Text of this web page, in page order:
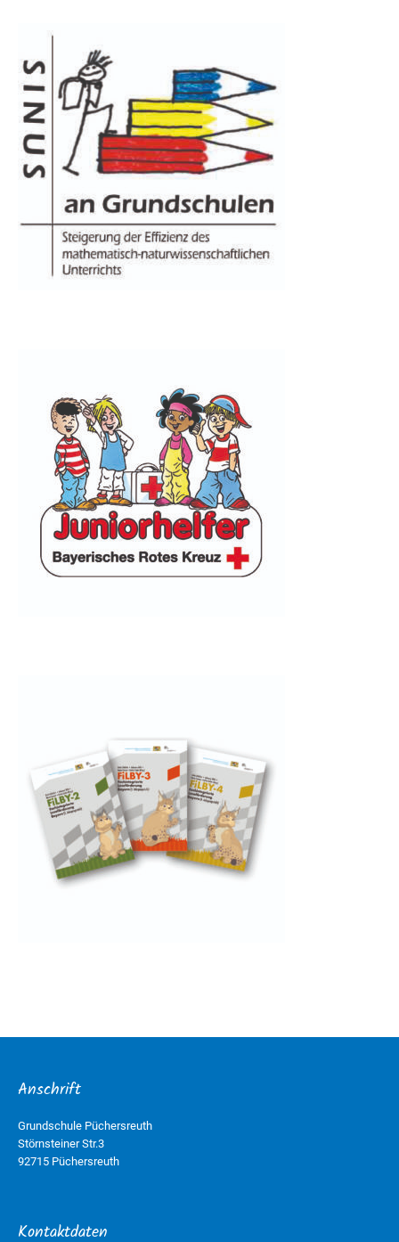
Anschrift
Grundschule Püchersreuth
Störnsteiner Str.3
92715 Püchersreuth
Kontaktdaten